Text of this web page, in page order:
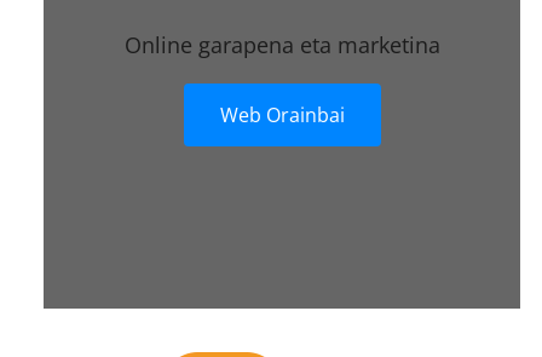
Online garapena eta marketina
Web Orainbai